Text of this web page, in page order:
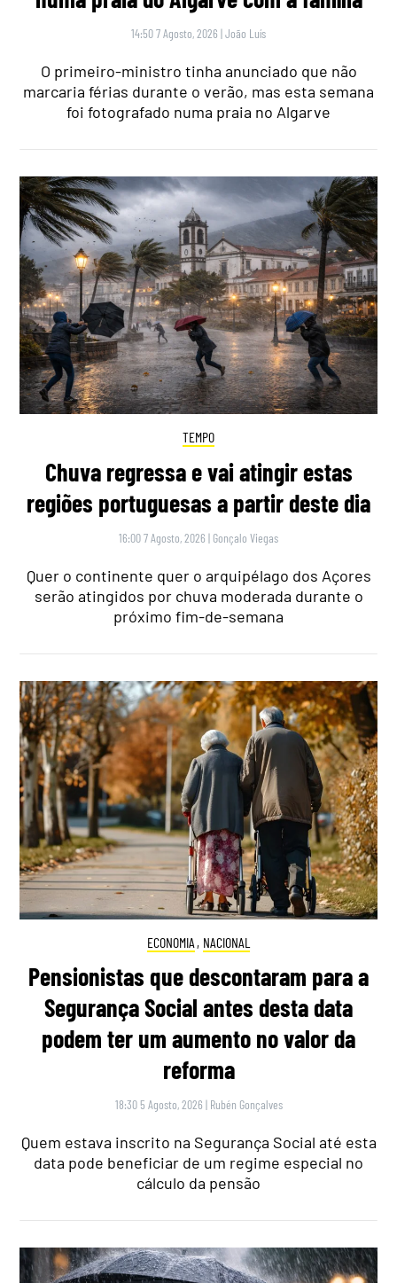
14:50 7 Agosto, 2026 |João Luís
O primeiro-ministro tinha anunciado que não
marcaria férias durante o verão, mas esta semana
foi fotografado numa praia no Algarve
TEMPO
Chuva regressa e vai atingir estas
regiões portuguesas a partir deste dia
16:00 7 Agosto, 2026 | Gonçalo Viegas
Quer o continente quer o arquipélago dos Açores
serão atingidos por chuva moderada durante o
próximo fim-de-semana
ECONOMIA , NACIONAL
Pensionistas que descontaram para a
Segurança Social antes desta data
podem ter um aumento no valor da
reforma
18:30 5 Agosto, 2026 | Rubén Gonçalves
Quem estava inscrito na Segurança Social até esta
data pode beneficiar de um regime especial no
cálculo da pensão